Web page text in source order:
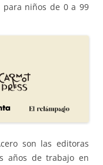
niños de 0 a 99
son las editoras
años de trabajo en